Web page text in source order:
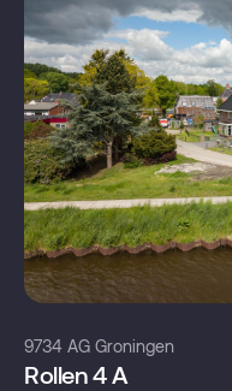
9734 AG Groningen
Rollen 4 A